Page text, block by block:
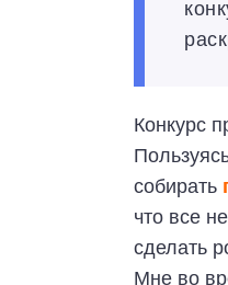
Конкурс
собирать
что все
сделать
Мне во